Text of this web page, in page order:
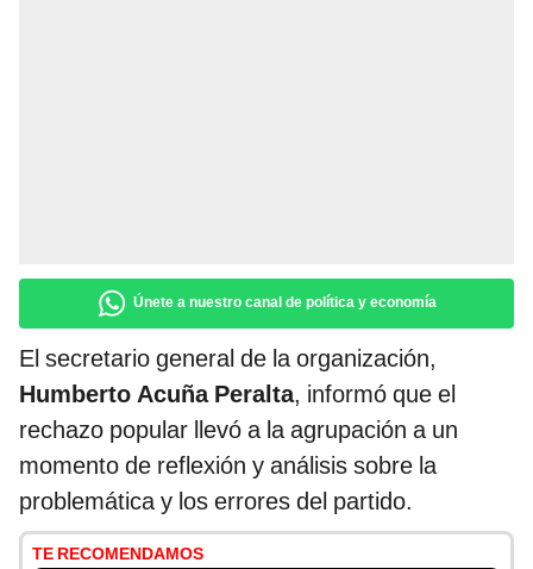
Únete a nuestro canal de política y economía
El secretario general de la organización,
Humberto Acuña Peralta, informó que el
rechazo popular llevó a la agrupación a un
momento de reflexión y análisis sobre la
problemática y los errores del partido.
TE RECOMENDAMOS